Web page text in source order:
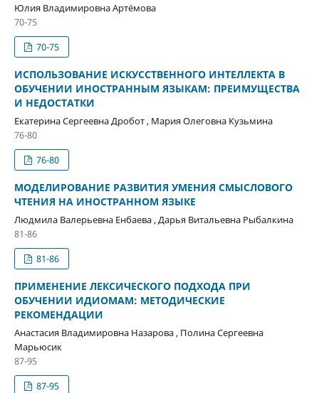
Юлия Владимировна Артёмова
70-75
70-75
ИСПОЛЬЗОВАНИЕ ИСКУССТВЕННОГО ИНТЕЛЛЕКТА В
ОБУЧЕНИИ ИНОСТРАННЫМ ЯЗЫКАМ: ПРЕИМУЩЕСТВА
И НЕДОСТАТКИ
Екатерина Сергеевна Дробот , Мария Олеговна Кузьмина
76-80
76-80
МОДЕЛИРОВАНИЕ РАЗВИТИЯ УМЕНИЯ СМЫСЛОВОГО
ЧТЕНИЯ НА ИНОСТРАННОМ ЯЗЫКЕ
Людмила Валерьевна Енбаева , Дарья Витальевна Рыбалкина
81-86
81-86
ПРИМЕНЕНИЕ ЛЕКСИЧЕСКОГО ПОДХОДА ПРИ
ОБУЧЕНИИ ИДИОМАМ: МЕТОДИЧЕСКИЕ
РЕКОМЕНДАЦИИ
Анастасия Владимировна Назарова , Полина Сергеевна
Марьюсик
87-95
87-95